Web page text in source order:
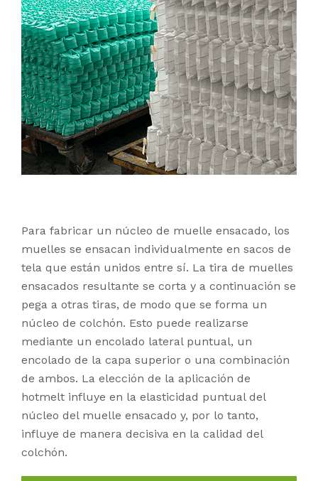
Para fabricar un núcleo de muelle ensacado, los
muelles se ensacan individualmente en sacos de
tela que están unidos entre sí. La tira de muelles
ensacados resultante se corta y a continuación se
pega a otras tiras, de modo que se forma un
núcleo de colchón. Esto puede realizarse
mediante un encolado lateral puntual, un
encolado de la capa superior o una combinación
de ambos. La elección de la aplicación de
hotmelt influye en la elasticidad puntual del
núcleo del muelle ensacado y, por lo tanto,
influye de manera decisiva en la calidad del
colchón.